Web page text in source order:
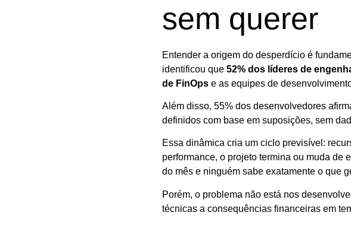
sem querer
Entender a origem do desperdício é
identificou que 52% dos líderes de
de FinOps e as equipes de
Além disso, 55% dos desenvolvedores
definidos com base em suposições, sem
Essa dinâmica cria um ciclo previsível:
performance, o projeto termina ou muda de
do mês e ninguém sabe exatamente o que
Porém, o problema não está nos
técnicas a consequências financeiras em